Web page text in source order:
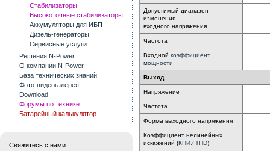
Стабилизаторы
Высокоточные стабилизаторы
Аккумуляторы для ИБП
Дизель-генераторы
Сервисные услуги
Решения N-Power
О компании N-Power
База технических знаний
Фото-видеогалерея
Download
Форумы по технике
Батарейный калькулятор
Свяжитесь с нами
Допустимый диапазон
изменения
входного напряжения
Частота
Входной коэффициент
мощности
Выход
Напряжение
Частота
Форма выходного напряжения
Коэффициент нелинейных
искажений (КНИ⁄THD)